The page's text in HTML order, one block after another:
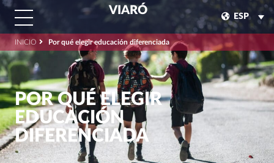
VIARÓ
ESP
INICIO Por qué elegir educación diferenciada
POR QUÉ ELEGIR
EDUCACIÓN
DIFERENCIADA